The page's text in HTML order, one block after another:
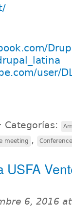
user/
⋅ Categorías:
meeting , Conference
USFA
6, 2016